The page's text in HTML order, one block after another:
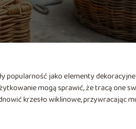
popularność jako elementy dekoracyjne
mogą sprawić, że tracą one
krzesło wiklinowe, przywracając